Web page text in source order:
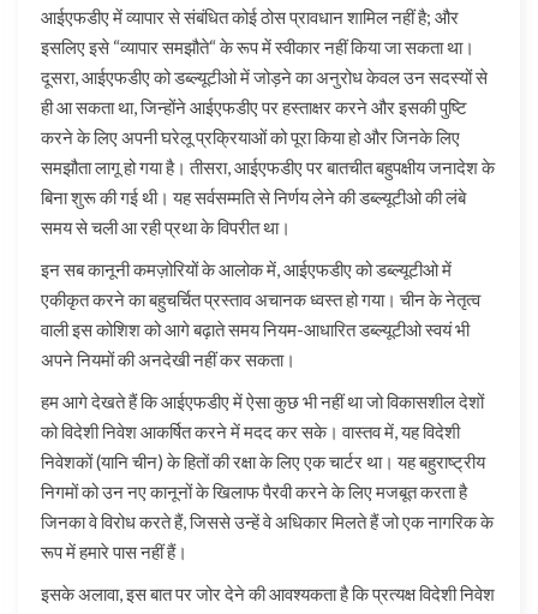
आईएफडीए में व्यापार से संबंधित कोई ठोस प्रावधान शामिल नहीं है; और
इसलिए इसे “व्यापार समझौते“ के रूप में स्वीकार नहीं किया जा सकता था।
दूसरा, आईएफडीए को डब्ल्यूटीओ में जोड़ने का अनुरोध केवल उन सदस्यों से
ही आ सकता था, जिन्होंने आईएफडीए पर हस्ताक्षर करने और इसकी पुष्टि
करने के लिए अपनी घरेलू प्रक्रियाओं को पूरा किया हो और जिनके लिए
समझौता लागू हो गया है। तीसरा, आईएफडीए पर बातचीत बहुपक्षीय जनादेश के
बिना शुरू की गई थी। यह सर्वसम्मति से निर्णय लेने की डब्ल्यूटीओ की लंबे
समय से चली आ रही प्रथा के विपरीत था।
इन सब कानूनी कमज़ोरियों के आलोक में, आईएफडीए को डब्ल्यूटीओ में
एकीकृत करने का बहुचर्चित प्रस्ताव अचानक ध्वस्त हो गया। चीन के नेतृत्व
वाली इस कोशिश को आगे बढ़ाते समय नियम-आधारित डब्ल्यूटीओ स्वयं भी
अपने नियमों की अनदेखी नहीं कर सकता।
हम आगे देखते हैं कि आईएफडीए में ऐसा कुछ भी नहीं था जो विकासशील देशों
को विदेशी निवेश आकर्षित करने में मदद कर सके। वास्तव में, यह विदेशी
निवेशकों (यानि चीन) के हितों की रक्षा के लिए एक चार्टर था। यह बहुराष्ट्रीय
निगमों को उन नए कानूनों के खिलाफ पैरवी करने के लिए मजबूत करता है
जिनका वे विरोध करते हैं, जिससे उन्हें वे अधिकार मिलते हैं जो एक नागरिक के
रूप में हमारे पास नहीं हैं।
इसके अलावा, इस बात पर जोर देने की आवश्यकता है कि प्रत्यक्ष विदेशी निवेश